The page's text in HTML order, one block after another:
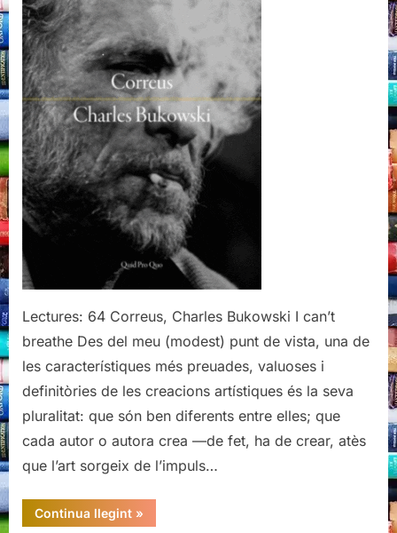
Quo,
Pollença,
octubre
de
2021
Lectures: 64 Correus, Charles Bukowski I can’t
breathe Des del meu (modest) punt de vista, una de
les característiques més preuades, valuoses i
definitòries de les creacions artístiques és la seva
pluralitat: que són ben diferents entre elles; que
cada autor o autora crea —de fet, ha de crear, atès
que l’art sorgeix de l’impuls…
Continua llegint“Correus,
Charles
»